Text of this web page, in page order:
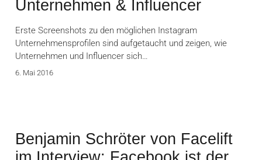
Unternehmen & Influencer
Erste Screenshots zu den möglichen Instagram
Unternehmensprofilen sind aufgetaucht und zeigen, wie
Unternehmen und Influencer sich…
6. Mai 2016
Benjamin Schröter von Facelift